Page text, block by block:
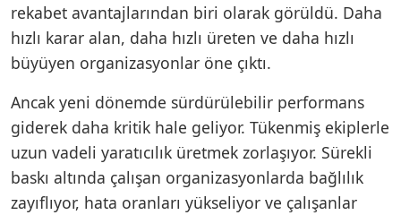
rekabet avantajlarından biri olarak görüldü. Daha
hızlı karar alan, daha hızlı üreten ve daha hızlı
büyüyen organizasyonlar öne çıktı.
Ancak yeni dönemde sürdürülebilir performans
giderek daha kritik hale geliyor. Tükenmiş ekiplerle
uzun vadeli yaratıcılık üretmek zorlaşıyor. Sürekli
baskı altında çalışan organizasyonlarda bağlılık
zayıflıyor, hata oranları yükseliyor ve çalışanlar